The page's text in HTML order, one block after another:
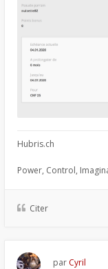
Hubris.ch
Power, Control,
Citer
par Cyril